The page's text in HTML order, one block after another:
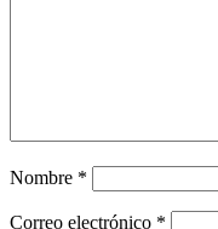
Nombre *
Correo electrónico *